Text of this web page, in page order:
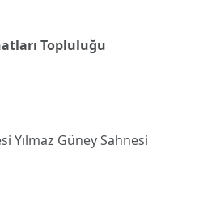
Topluluğu
Yılmaz Güney Sahnesi